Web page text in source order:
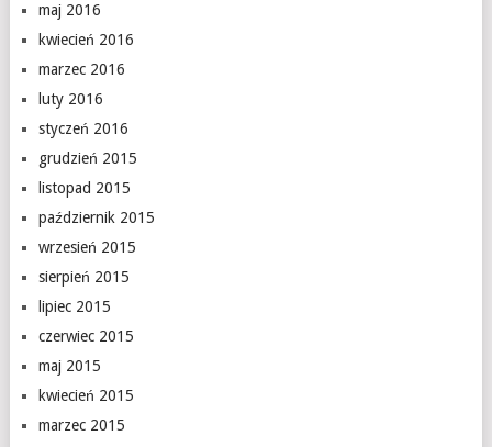
maj 2016
kwiecień 2016
marzec 2016
luty 2016
styczeń 2016
grudzień 2015
listopad 2015
październik 2015
wrzesień 2015
sierpień 2015
lipiec 2015
czerwiec 2015
maj 2015
kwiecień 2015
marzec 2015